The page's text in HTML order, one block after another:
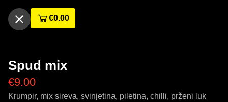
€0.00
Spud mix
€9.00
Krumpir, mix sireva, svinjetina, piletina, chilli, prženi luk